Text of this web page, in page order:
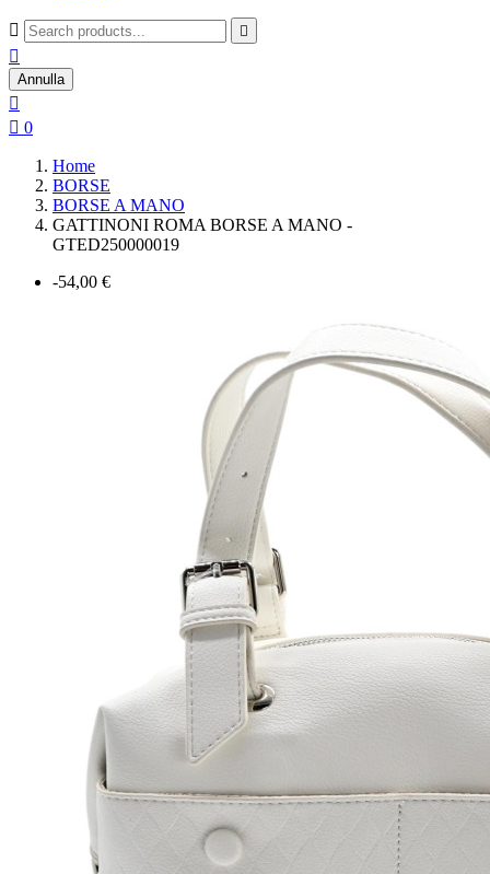
 

Annulla

 0
Home
BORSE
BORSE A MANO
GATTINONI ROMA BORSE A MANO -
GTED250000019
-54,00 €